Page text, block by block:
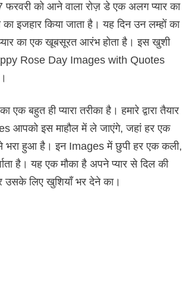
को आने वाला रोज़ डे एक अलग प्यार का
इजहार किया जाता है। यह दिन उन लम्हों का
का एक खूबसूरत आरंभ होता है। इस खुशी
Rose Day Images with Quotes
बहुत ही प्यारा तरीका है। हमारे द्वारा तैयार
आपको इस माहौल में ले जाएंगे, जहां हर एक
भरा हुआ है। इन Images में छुपी हर एक कली,
है। यह एक मौका है अपने प्यार से दिल की
लिए खुशियाँ भर देने का।